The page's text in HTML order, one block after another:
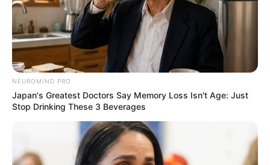
Filtro dos Sonhos
Lembrancinhas de Casamento
Pintura em Tecido
NEUROMIND PRO
Japan's Greatest Doctors Say Memory Loss Isn't Age: Just
Stop Drinking These 3 Beverages